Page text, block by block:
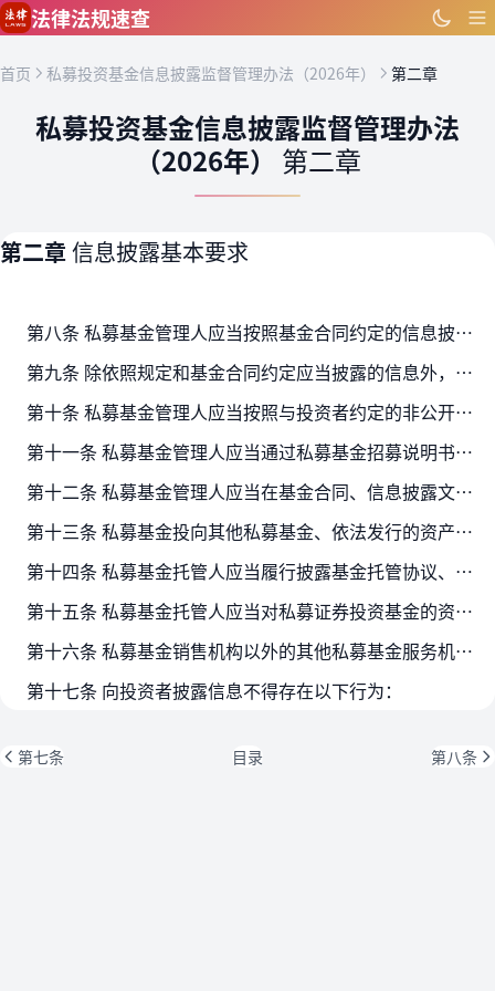
跳到主要内容
法律法规速查
首页 私募投资基金信息披露监督管理办法（2026年） 第二章
私募投资基金信息披露监督管理办法
（2026年） 第二章
第二章信息披露基本要求
第八条 私募基金管理人应当按照基金合同约定的信息披露内容、渠道、方式、频率等，向投资者披露私募基金信息，并明确投资者就信息披露事项进行咨询的联络方式，以及私募基金管理人…
第九条 除依照规定和基金合同约定应当披露的信息外，私募基金管理人可以根据私募基金的投资范围、投资标的等情况自愿增加向全体投资者披露的内容，但不得与应当披露的信息相冲突，…
第十条 私募基金管理人应当按照与投资者约定的非公开方式，通过邮寄、电子邮件或者经过设置特定对象确定程序的网站、移动客户端等渠道，向持有该私募基金份额的投资者披露私募基金…
第十一条 私募基金管理人应当通过私募基金招募说明书、定期报告、临时报告等方式，向投资者披露私募基金信息。
第十二条 私募基金管理人应当在基金合同、信息披露文件中全面、客观揭示私募基金投资运作风险，对设计复杂、风险较高的私募基金以显著、清晰的方式揭示投资运作及交易等环节的相关风…
第十三条 私募基金投向其他私募基金、依法发行的资产管理产品（公开募集证券投资基金除外），或者通过特殊目的载体进行投资的，私募基金管理人按照本办法规定穿透披露时，被投资的私…
第十四条 私募基金托管人应当履行披露基金托管协议、定期出具基金托管人报告、对私募证券投资基金财务情况等信息及时进行复核审查并出具意见等信息披露职责。
第十五条 私募基金托管人应当对私募证券投资基金的资金头寸、证券账目、基金净值、基金申购和赎回价格以及信息披露文件中基金财务情况等信息及时进行复核审查，及时核查认购与申购资…
第十六条 私募基金销售机构以外的其他私募基金服务机构，接受私募基金管理人委托开展与私募基金信息披露相关的估值等服务业务，应当按照法律、行政法规、中国证监会规定和基金合同、…
第十七条 向投资者披露信息不得存在以下行为：
第七条 目录 第八条